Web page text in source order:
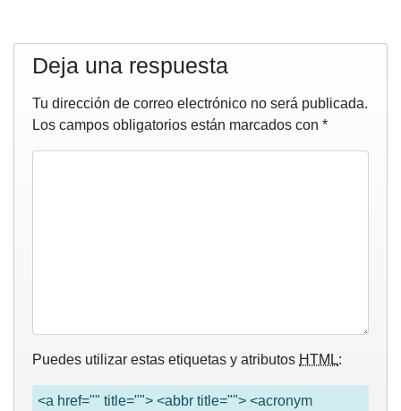
Deja una respuesta
Tu dirección de correo electrónico no será publicada.
Los campos obligatorios están marcados con *
Puedes utilizar estas etiquetas y atributos HTML:
<a href="" title=""> <abbr title=""> <acronym